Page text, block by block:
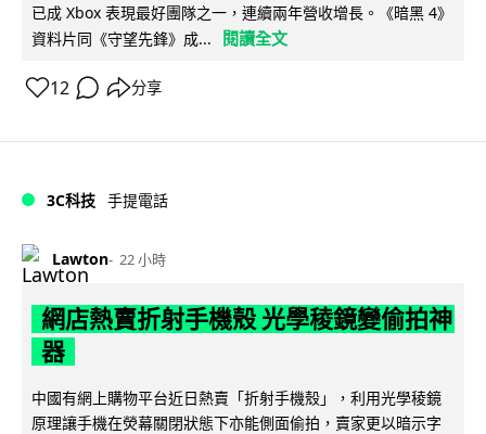
已成 Xbox 表現最好團隊之一，連續兩年營收增長。《暗黑 4》
資料片同《守望先鋒》成...
閱讀全文
12 分享
3C科技 手提電話
Lawton 22 小時
網店熱賣折射手機殼 光學稜鏡變偷拍神
器
中國有網上購物平台近日熱賣「折射手機殼」，利用光學稜鏡
原理讓手機在熒幕關閉狀態下亦能側面偷拍，賣家更以暗示字